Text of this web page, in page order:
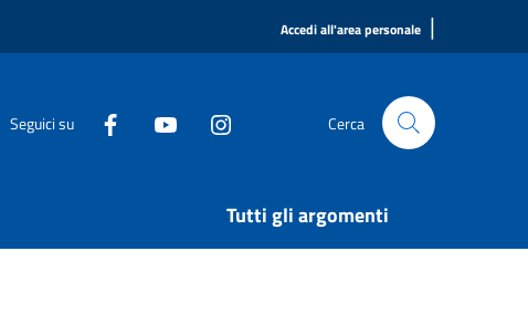
Accedi all'area personale |
Seguici su Cerca
Tutti gli argomenti